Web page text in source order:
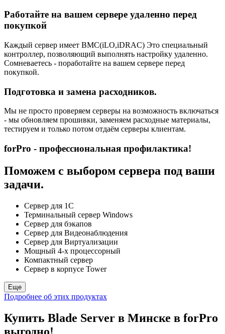
Работайте на вашем сервере удаленно перед
покупкой
Каждый сервер имеет BMC(iLO,iDRAC) Это специальный
контроллер, позволяющий выполнять настройку удаленно.
Сомневаетесь - поработайте на вашем сервере перед
покупкой.
Подготовка и замена расходников.
Мы не просто проверяем серверы на возможность включаться
- мы обновляем прошивки, заменяем расходные материалы,
тестируем и только потом отдаём серверы клиентам.
forPro - профессиональная профилактика!
Поможем с выбором сервера под ваши
задачи.
Сервер для 1С
Терминальный сервер Windows
Сервер для бэкапов
Сервер для Видеонаблюдения
Сервер для Виртуализации
Мощный 4-х процессорный
Компактный сервер
Сервер в корпусе Tower
Еще
Подробнее об этих продуктах
Купить Blade Server в Минске в forPro